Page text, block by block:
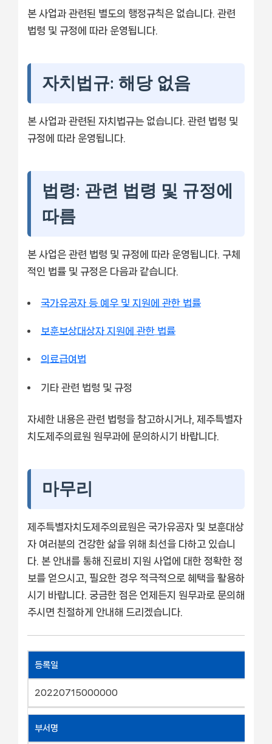
본 사업과 관련된 별도의 행정규칙은 없습니다. 관련
법령 및 규정에 따라 운영됩니다.
자치법규: 해당 없음
본 사업과 관련된 자치법규는 없습니다. 관련 법령 및
규정에 따라 운영됩니다.
법령: 관련 법령 및 규정에
따름
본 사업은 관련 법령 및 규정에 따라 운영됩니다. 구체
적인 법률 및 규정은 다음과 같습니다.
국가유공자 등 예우 및 지원에 관한 법률
보훈보상대상자 지원에 관한 법률
의료급여법
기타 관련 법령 및 규정
자세한 내용은 관련 법령을 참고하시거나, 제주특별자
치도제주의료원 원무과에 문의하시기 바랍니다.
마무리
제주특별자치도제주의료원은 국가유공자 및 보훈대상
자 여러분의 건강한 삶을 위해 최선을 다하고 있습니
다. 본 안내를 통해 진료비 지원 사업에 대한 정확한 정
보를 얻으시고, 필요한 경우 적극적으로 혜택을 활용하
시기 바랍니다. 궁금한 점은 언제든지 원무과로 문의해
주시면 친절하게 안내해 드리겠습니다.
등록일
20220715000000
부서명